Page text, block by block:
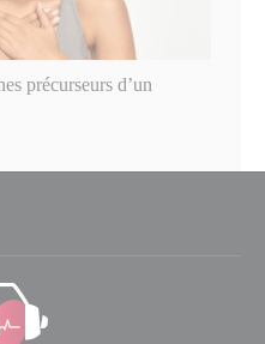
précurseurs d’un